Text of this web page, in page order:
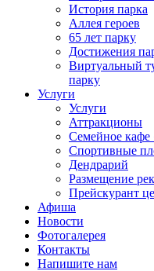
История парка
Аллея героев
65 лет парку
Достижения
Виртуальный
парку
Услуги
Услуги
Аттракционы
Семейное кафе
Спортивные
Дендрарий
Размещение
Прейскурант
Афиша
Новости
Фотогалерея
Контакты
Напишите нам